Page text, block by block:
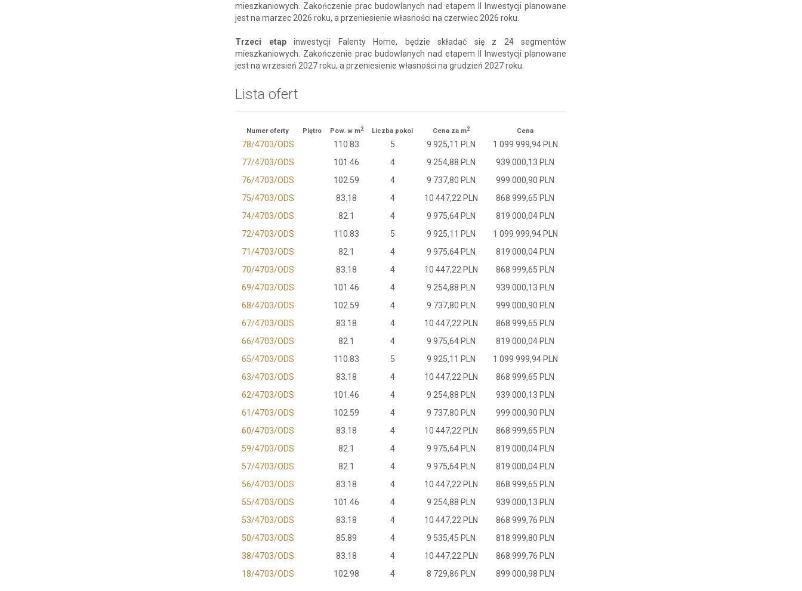
mieszkaniowych. Zakończenie prac budowlanych nad etapem II Inwestycji planowane
jest na marzec 2026 roku, a przeniesienie własności na czerwiec 2026 roku.
Trzeci etapinwestycji Falenty Home, będzie składać się z 24 segmentów
mieszkaniowych. Zakończenie prac budowlanych nad etapem II Inwestycji planowane
jest na wrzesień 2027 roku, a przeniesienie własności na grudzień 2027 roku.
Lista ofert
Numer oferty Piętro Pow. w m2 Liczba pokoi Cena za m2 Cena
78/4703/ODS 110.83 5 9 925,11 PLN
1 099 999,94 PLN
77/4703/ODS
101.46 4 9 254,88 PLN
939 000,13 PLN
76/4703/ODS
102.59 4 9 737,80 PLN
999 000,90 PLN
75/4703/ODS
83.18 4 10 447,22 PLN
868 999,65 PLN
74/4703/ODS
82.1 4 9 975,64 PLN
819 000,04 PLN
72/4703/ODS
110.83 5 9 925,11 PLN
1 099 999,94 PLN
71/4703/ODS
82.1 4 9 975,64 PLN
819 000,04 PLN
70/4703/ODS
83.18 4 10 447,22 PLN
868 999,65 PLN
69/4703/ODS
101.46 4 9 254,88 PLN
939 000,13 PLN
68/4703/ODS
102.59 4 9 737,80 PLN
999 000,90 PLN
67/4703/ODS
83.18 4 10 447,22 PLN
868 999,65 PLN
66/4703/ODS
82.1 4 9 975,64 PLN
819 000,04 PLN
65/4703/ODS
110.83 5 9 925,11 PLN
1 099 999,94 PLN
63/4703/ODS
83.18 4 10 447,22 PLN
868 999,65 PLN
62/4703/ODS
101.46 4 9 254,88 PLN
939 000,13 PLN
61/4703/ODS
102.59 4 9 737,80 PLN
999 000,90 PLN
60/4703/ODS
83.18 4 10 447,22 PLN
868 999,65 PLN
59/4703/ODS
82.1 4 9 975,64 PLN
819 000,04 PLN
57/4703/ODS
82.1 4 9 975,64 PLN
819 000,04 PLN
56/4703/ODS
83.18 4 10 447,22 PLN
868 999,65 PLN
55/4703/ODS
101.46 4 9 254,88 PLN
939 000,13 PLN
53/4703/ODS
83.18 4 10 447,22 PLN
868 999,76 PLN
50/4703/ODS
85.89 4 9 535,45 PLN
818 999,80 PLN
38/4703/ODS
83.18 4 10 447,22 PLN
868 999,76 PLN
18/4703/ODS
102.98 4 8 729,86 PLN 899 000,98 PLN